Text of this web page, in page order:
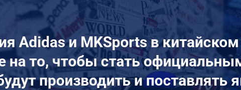
Adidas и MKSports в
на то, чтобы стать
производить и поставлять